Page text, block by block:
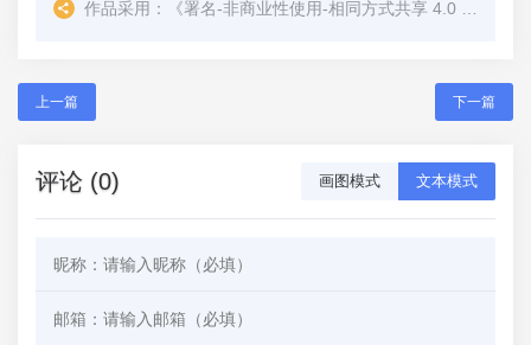
作品采用：
《署名-非商业性使用-相同方式共享 4.0 国际 (CC BY-NC-SA 4.0)
上一篇 下一篇
评论 (0) 画图模式 文本模式